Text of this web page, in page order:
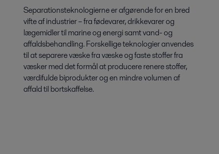
Separationsteknologierne er afgørende for en bred
vifte af industrier – fra fødevarer, drikkevarer og
lægemidler til marine og energi samt vand- og
affaldsbehandling. Forskellige teknologier anvendes
til at separere væske fra væske og faste stoffer fra
væsker med det formål at producere renere stoffer,
værdifulde biprodukter og en mindre volumen af
affald til bortskaffelse.